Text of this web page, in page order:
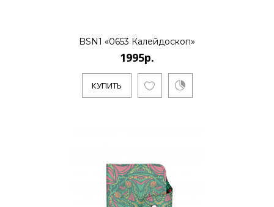
BSN1 «0653 Калейдоскоп»
1995р.
КУПИТЬ